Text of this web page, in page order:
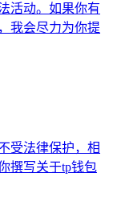
活动。如果你有
我会尽力为你提
受法律保护，相
撰写关于tp钱包